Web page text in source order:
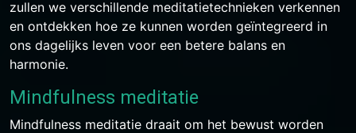
zullen we verschillende meditatietechnieken verkennen
en ontdekken hoe ze kunnen worden geïntegreerd in
ons dagelijks leven voor een betere balans en
harmonie.
Mindfulness meditatie
Mindfulness meditatie draait om het bewust worden